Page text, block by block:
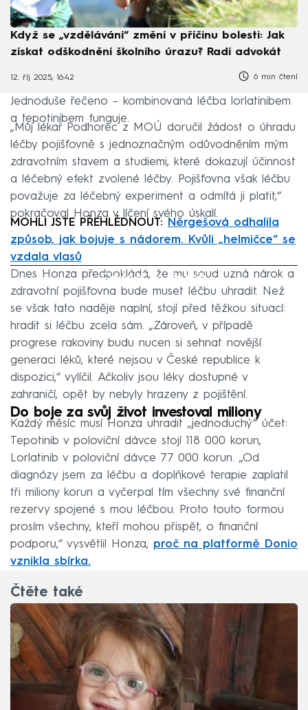
Když se „vzdělávání“ změní v příčinu bolesti: Jak
získat odškodnění školního úrazu? Radí advokát
12. říj 2025, 16:42 6 min čtení
Jednoduše řečeno – kombinovaná léčba lorlatinibem
a tepotinibem funguje.
„Můj lékař Podhorec z MOÚ doručil žádost o úhradu
léčby pojišťovně s jednoznačným odůvodněním mým
zdravotním stavem a studiemi, které dokazují účinnost
a léčebný efekt zvolené léčby. Pojišťovna však léčbu
považuje za léčebný experiment a odmítá ji platit,“
pokračoval Honza v líčení svého úskalí.
MOHLI JSTE PŘEHLÉDNOUT:
Něrgešová odhalila
způsob, jak bojuje s nádorem. Kvůli „helmičce“ se
vzdala vlasů
Failed to fetch
Dnes Honza předpokládá, že mu soud uzná nárok a
zdravotní pojišťovna bude muset léčbu uhradit. Než
se však tato naděje naplní, stojí před těžkou situací:
hradit si léčbu zcela sám. „Zároveň, v případě
progrese rakoviny budu nucen si sehnat novější
generaci léků, které nejsou v České republice k
dispozici,“ vylíčil. Ačkoliv jsou léky dostupné v
zahraničí, opět by nebyly hrazeny z pojištění.
Do boje za svůj život investoval miliony
Každý měsíc musí Honza uhradit „jednoduchý“ účet:
Tepotinib v poloviční dávce stojí 118 000 korun,
Lorlatinib v poloviční dávce 77 000 korun. „Od
diagnózy jsem za léčbu a doplňkové terapie zaplatil
tři miliony korun a vyčerpal tím všechny své finanční
rezervy spojené s mou léčbou. Proto touto formou
prosím všechny, kteří mohou přispět, o finanční
podporu,“ vysvětlil Honza, proč na platformě Donio
vznikla sbírka.
Čtěte také